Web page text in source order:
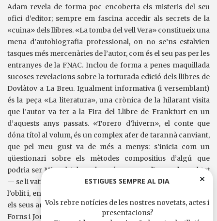
Adam revela de forma poc encoberta els misteris del seu
ofici d’editor; sempre em fascina accedir als secrets de la
«cuina» dels llibres. «La tomba del vell Vera» constitueix una
mena d’autobiografia professional, on no se’ns estalvien
tasques més mercenàries de l’autor, com és el seu pas per les
entranyes de la FNAC. Inclou de forma a penes maquillada
sucoses revelacions sobre la torturada edició dels llibres de
Dovlàtov a La Breu. Igualment informativa (i versemblant)
és la peça «La literatura», una crònica de la hilarant visita
que l’autor va fer a la Fira del Llibre de Frankfurt en un
d’aquests anys passats. «Torero d’hivern», el conte que
dóna títol al volum, és un complex afer de tarannà canviant,
que pel meu gust va de més a menys: s’inicia com un
qüestionari sobre els mètodes compositius d’algú que
podria ser Miquel Adam, després —presa d’un pudor sobtat
— se li vaticina a aquest autor una carrera futura destinada a
l’oblit i, entre bromes una mica privades on hi són convidats
els seus amics (els molt reals Max Besora, Joan Todó, Albert
Forns i Jordi Nopca), es conclou en un deliri metaliterari per
ESTIGUES SEMPRE AL DIA
Vols rebre notícies de les nostres novetats, actes i
presentacions?